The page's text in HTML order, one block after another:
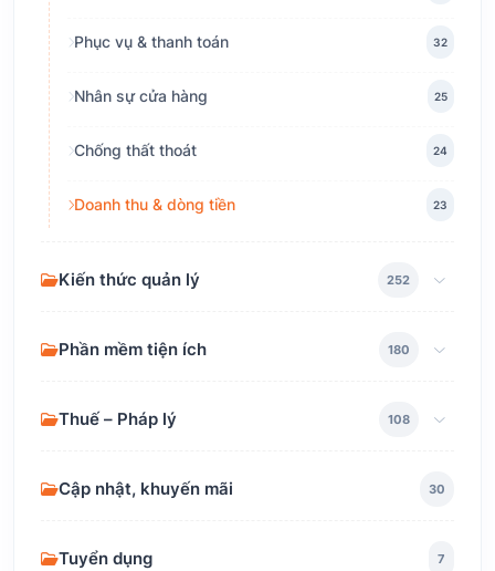
Phục vụ & thanh toán 32
Nhân sự cửa hàng 25
Chống thất thoát 24
Doanh thu & dòng tiền 23
Kiến thức quản lý 252
Phần mềm tiện ích 180
Thuế – Pháp lý 108
Cập nhật, khuyến mãi 30
Tuyển dụng 7